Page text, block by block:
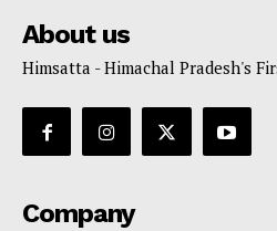
About us
Himsatta - Himachal Pradesh's
Company